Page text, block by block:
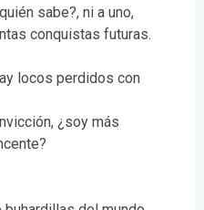
sabe?, ni a uno,
conquistas futuras.
locos perdidos con
¿soy más